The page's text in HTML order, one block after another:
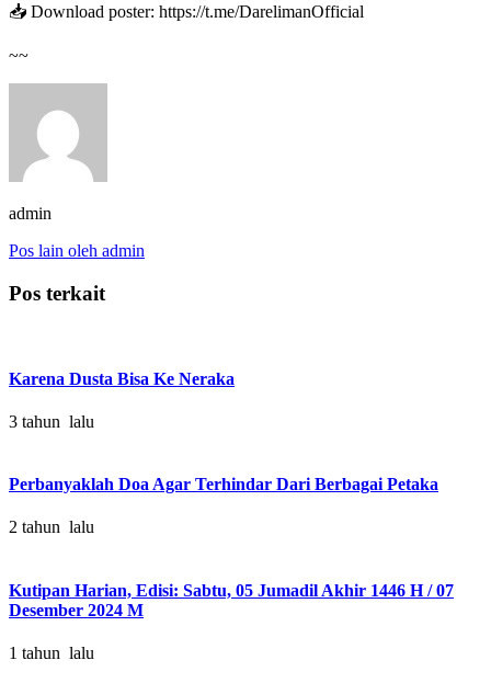
📥 Download poster: https://t.me/DarelimanOfficial
~~
admin
Pos lain oleh admin
Pos terkait
Karena Dusta Bisa Ke Neraka
3 tahun lalu
Perbanyaklah Doa Agar Terhindar Dari Berbagai Petaka
2 tahun lalu
Kutipan Harian, Edisi: Sabtu, 05 Jumadil Akhir 1446 H / 07
Desember 2024 M
1 tahun lalu